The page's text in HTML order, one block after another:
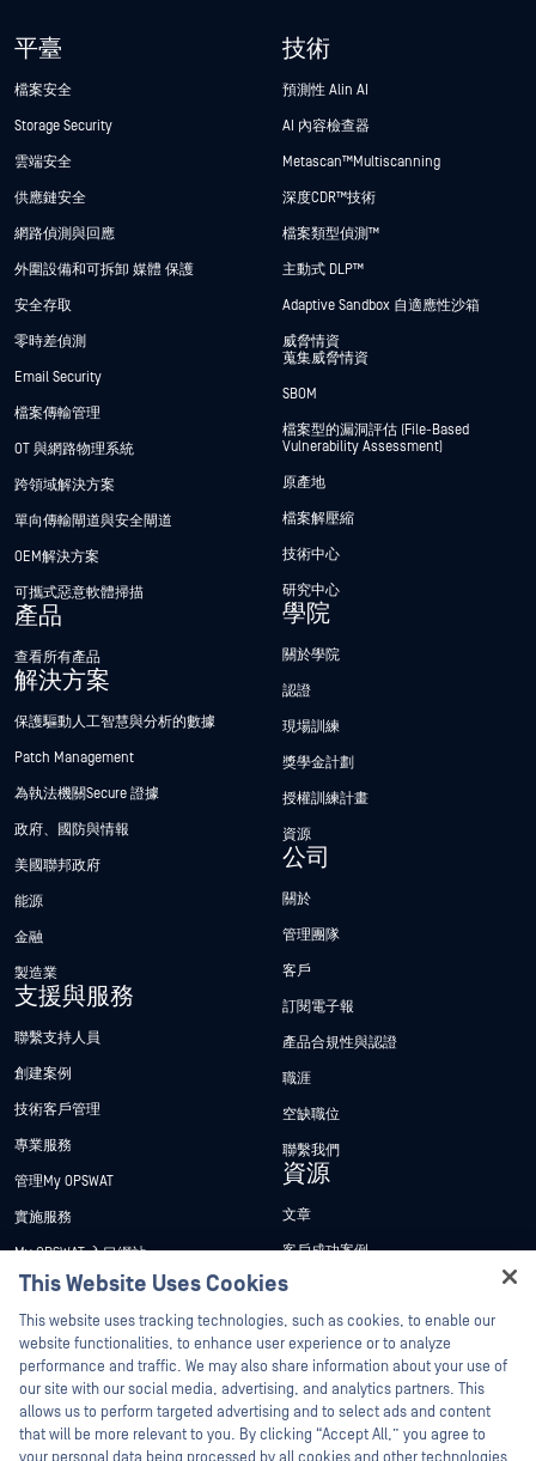
平臺
檔案安全
Storage Security
雲端安全
供應鏈安全
網路偵測與回應
外圍設備和可拆卸 媒體 保護
安全存取
零時差偵測
Email Security
檔案傳輸管理
OT 與網路物理系統
跨領域解決方案
單向傳輸閘道與安全閘道
OEM解決方案
可攜式惡意軟體掃描
產品
查看所有產品
解決方案
保護驅動人工智慧與分析的數據
Patch Management
為執法機關Secure 證據
政府、國防與情報
美國聯邦政府
能源
金融
製造業
支援與服務
聯繫支持人員
創建案例
技術客戶管理
專業服務
管理My OPSWAT
實施服務
My OPSWAT 入口網站
技術檔案
訓練
漏洞通報計畫
合作夥伴
認證
技術
預測性 Alin AI
AI 內容檢查器
Metascan™ Multiscanning
深度CDR™技術
檔案類型偵測™
主動式 DLP™
Adaptive Sandbox 自適應性沙箱
威脅情資
蒐集威脅情資
SBOM
檔案型的漏洞評估 (File-Based
Vulnerability Assessment)
原產地
檔案解壓縮
技術中心
研究中心
學院
關於學院
認證
現場訓練
獎學金計劃
授權訓練計畫
資源
公司
關於
管理團隊
客戶
訂閱電子報
產品合規性與認證
職涯
空缺職位
聯繫我們
資源
文章
客戶成功案例
新聞稿
新聞報導
網路研討會
產品型錄
This Website Uses Cookies
This website uses tracking technologies, such as cookies, to enable our
website functionalities, to enhance user experience or to analyze
performance and traffic. We may also share information about your use of
our site with our social media, advertising, and analytics partners. This
allows us to perform targeted advertising and to select ads and content
that will be more relevant to you. By clicking “Accept All,” you agree to
Hey there!
I'm Ozzy, your OPSWAT virtual assistant.
How can I help you secure what's critical
today?